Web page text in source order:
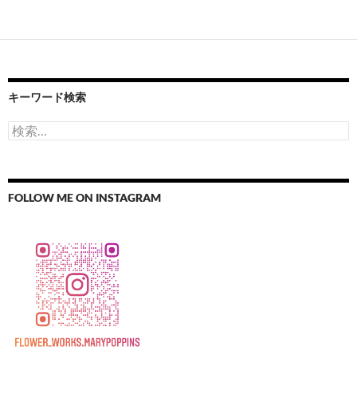
キーワード検索
検
索:
FOLLOW ME ON INSTAGRAM